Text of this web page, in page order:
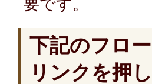
要です。
下記のフロ
リンクを押